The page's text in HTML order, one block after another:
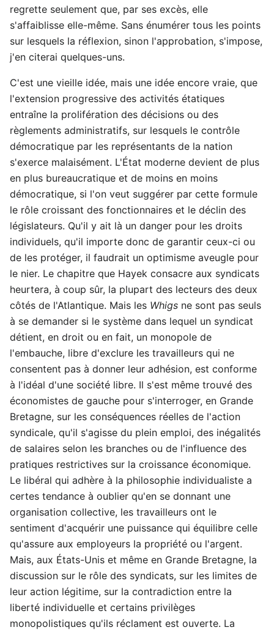
regrette seulement que, par ses excès, elle
s'affaiblisse elle-même. Sans énumérer tous les points
sur lesquels la réflexion, sinon l'approbation, s'impose,
j'en citerai quelques-uns.
C'est une vieille idée, mais une idée encore vraie, que
l'extension progressive des activités étatiques
entraîne la prolifération des décisions ou des
règlements administratifs, sur lesquels le contrôle
démocratique par les représentants de la nation
s'exerce malaisément. L'État moderne devient de plus
en plus bureaucratique et de moins en moins
démocratique, si l'on veut suggérer par cette formule
le rôle croissant des fonctionnaires et le déclin des
législateurs. Qu'il y ait là un danger pour les droits
individuels, qu'il importe donc de garantir ceux-ci ou
de les protéger, il faudrait un optimisme aveugle pour
le nier. Le chapitre que Hayek consacre aux syndicats
heurtera, à coup sûr, la plupart des lecteurs des deux
côtés de l'Atlantique. Mais les Whigs ne sont pas seuls
à se demander si le système dans lequel un syndicat
détient, en droit ou en fait, un monopole de
l'embauche, libre d'exclure les travailleurs qui ne
consentent pas à donner leur adhésion, est conforme
à l'idéal d'une société libre. Il s'est même trouvé des
économistes de gauche pour s'interroger, en Grande
Bretagne, sur les conséquences réelles de l'action
syndicale, qu'il s'agisse du plein emploi, des inégalités
de salaires selon les branches ou de l'influence des
pratiques restrictives sur la croissance économique.
Le libéral qui adhère à la philosophie individualiste a
certes tendance à oublier qu'en se donnant une
organisation collective, les travailleurs ont le
sentiment d'acquérir une puissance qui équilibre celle
qu'assure aux employeurs la propriété ou l'argent.
Mais, aux États-Unis et même en Grande Bretagne, la
discussion sur le rôle des syndicats, sur les limites de
leur action légitime, sur la contradiction entre la
liberté individuelle et certains privilèges
monopolistiques qu'ils réclament est ouverte. La